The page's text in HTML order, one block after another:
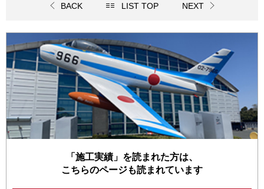
BACK LIST TOP NEXT
「施工実績」を読まれた方は、
こちらのページも読まれています